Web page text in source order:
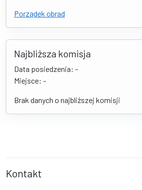
Porządek obrad
Najbliższa komisja
Data posiedzenia: -
Miejsce: -
Brak danych o najbliższej komisji
Kontakt